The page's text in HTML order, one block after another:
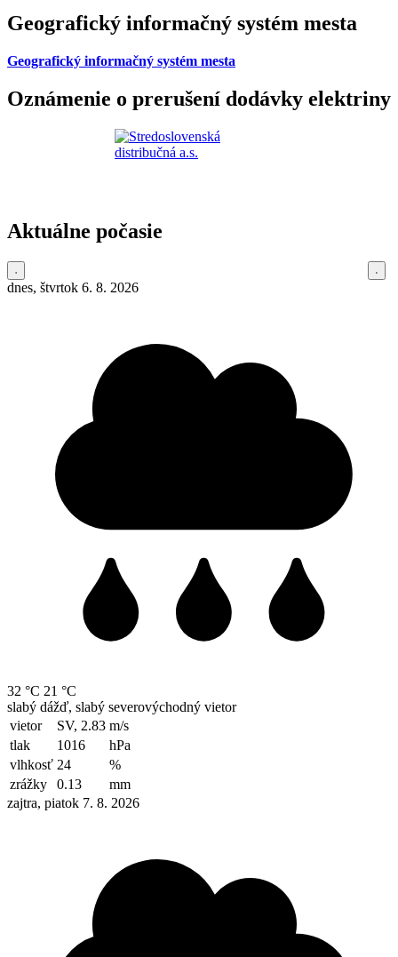
Geografický informačný systém mesta
Geografický informačný systém mesta
Oznámenie o prerušení dodávky elektriny
Aktuálne počasie
dnes, štvrtok 6. 8. 2026
32 °C 21 °C
slabý dážď, slabý severovýchodný vietor
vietor
SV, 2.83 m/s
tlak
1016
hPa
vlhkosť 24
%
zrážky
0.13
mm
zajtra, piatok 7. 8. 2026